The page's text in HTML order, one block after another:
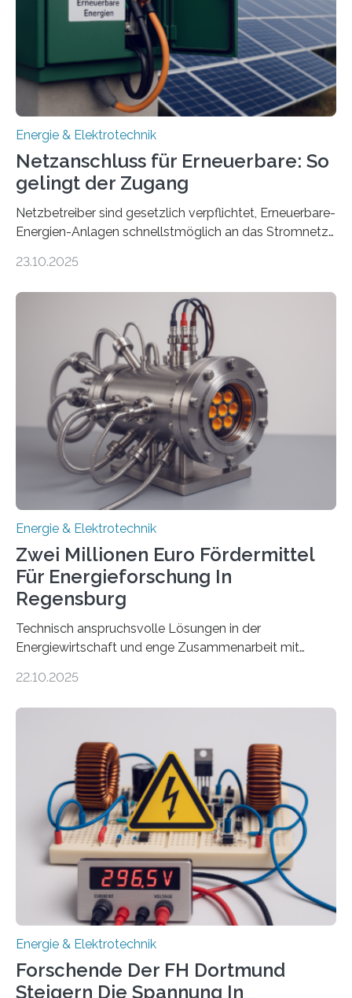
von drei Jahren und ein Gesamtvolumen von rund 2,9
Millionen Euro, wovon 2,6 Millionen Euro durch das
Ministerium für Umwelt, Klima und…
Energie & Elektrotechnik
Netzanschluss für Erneuerbare: So
gelingt der Zugang
Netzbetreiber sind gesetzlich verpflichtet, Erneuerbare-
Energien-Anlagen schnellstmöglich an das Stromnetz
ermöglichen. Doch der dafür nötige Netzausbau hinkt
einem „Anschlussstau“. Die Stiftung
Umweltenergierecht hat den Rechtsrahmen in einem
neuen Bericht für die Praxis eingeordnet – inklusive der
Rolle von flexiblen Netzanschlussvereinbarungen. Der
Netzanschluss von Erneuerbare-Energien-Anlagen
(EE-Anlagen) ist entscheidend für die Energiewende.
Denn ohne Anschluss an das Netz kann kein Strom
eingespeist werden. Nach dem Erneuerbare-Energien-
Gesetz (EEG) sind Netzbetreiber…
23.10.2025
Energie & Elektrotechnik
Zwei Millionen Euro Fördermittel
Für Energieforschung In
Regensburg
Technisch anspruchsvolle Lösungen in der
Energiewirtschaft und enge Zusammenarbeit mit
neuen EU-geförderten Transfer-Projekte zu
Energietechnologien werden vom Europäischen
Sozialfonds Plus (ESF+) gefördert – mit einer
Gesamtsumme von mehr als zwei Millionen Euro.
Damit zählt die Hochschule zu den großen
Gewinnerinnen der aktuellen Förderrunde des
Bayerischen Wissenschaftsministeriums. Im
Mittelpunkt steht der direkte Wissenstransfer: Neue
wissenschaftliche Erkenntnisse sollen rasch in die
22.10.2025
Energie & Elektrotechnik
Forschende Der FH Dortmund
Steigern Die Spannung In